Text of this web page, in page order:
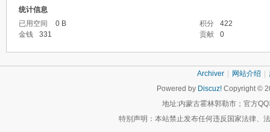
统计信息
已用空间
0 B 积分
422
金钱
331 贡献 0
Archiver 网站介绍
Powered by Discuz! Copyright ©
地址:内蒙古霍林郭勒市；官方
特别声明：本站禁止发布任何违反国家法律、